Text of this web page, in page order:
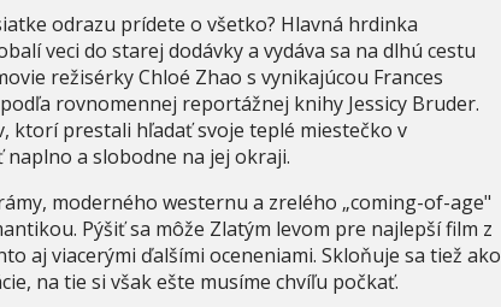
odrazu prídete o všetko? Hlavná hrdinka
veci do starej dodávky a vydáva sa na dlhú cestu
režisérky Chloé Zhao s vynikajúcou Frances
rovnomennej reportážnej knihy Jessicy Bruder.
ktorí prestali hľadať svoje teplé miestečko v
a slobodne na jej okraji.
moderného westernu a zrelého „coming-of-age"
Pýšiť sa môže Zlatým levom pre najlepší film z
aj viacerými ďalšími oceneniami. Skloňuje sa tiež ako
na tie si však ešte musíme chvíľu počkať.